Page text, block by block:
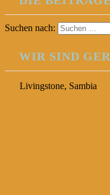
Suchen nach:
WIR SIND
Livingstone, Sambia